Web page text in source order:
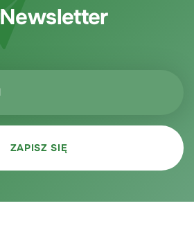
Newsletter